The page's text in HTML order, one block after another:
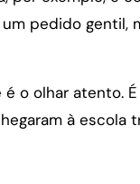
pedido gentil,
o olhar atento.
à